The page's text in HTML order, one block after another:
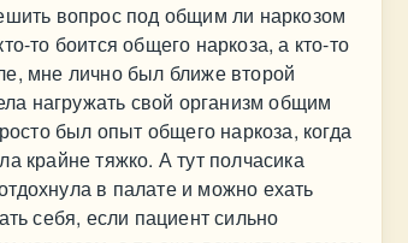
вопрос под общим ли наркозом
то боится общего наркоза, а кто-то
мне лично был ближе второй
нагружать свой организм общим
был опыт общего наркоза, когда
крайне тяжко. А тут полчасика
в палате и можно ехать
себя, если пациент сильно